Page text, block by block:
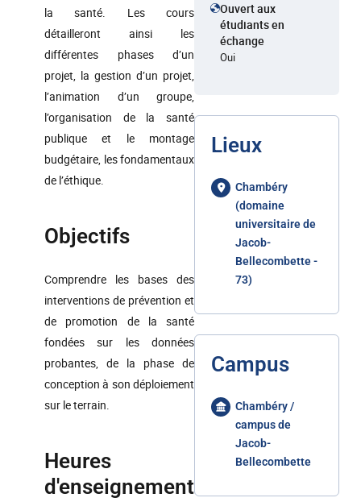
la santé. Les cours
détailleront ainsi les
différentes phases d’un
projet, la gestion d’un projet,
l’animation d’un groupe,
l’organisation de la santé
publique et le montage
budgétaire, les fondamentaux
de l’éthique.
Objectifs
Comprendre les bases des
interventions de prévention et
de promotion de la santé
fondées sur les données
probantes, de la phase de
conception à son déploiement
sur le terrain.
Heures
d'enseignement
Ouvert aux
étudiants en
échange
Oui
Lieux
Chambéry
(domaine
universitaire de
Jacob-
Bellecombette -
73)
Campus
Chambéry /
campus de
Jacob-
Bellecombette